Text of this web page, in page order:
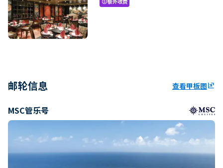
paid
邮轮信息 查看甲板图ungroup
MSC管乐号